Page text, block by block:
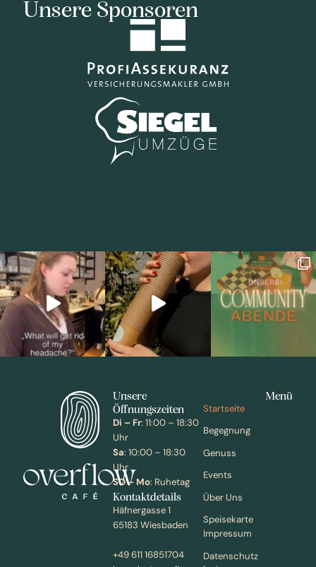
Unsere Sponsoren
Unsere
Öffnungszeiten
Di – Fr: 11:00 – 18:30
Uhr
Sa: 10:00 – 18:30
Uhr
SO – Mo: Ruhetag
Kontaktdetails
Häfnergasse 1
65183 Wiesbaden
+49 611 16851704
Menü
Startseite
Begegnung
Genuss
Events
Über Uns
Speisekarte
Impressum
Datenschutz